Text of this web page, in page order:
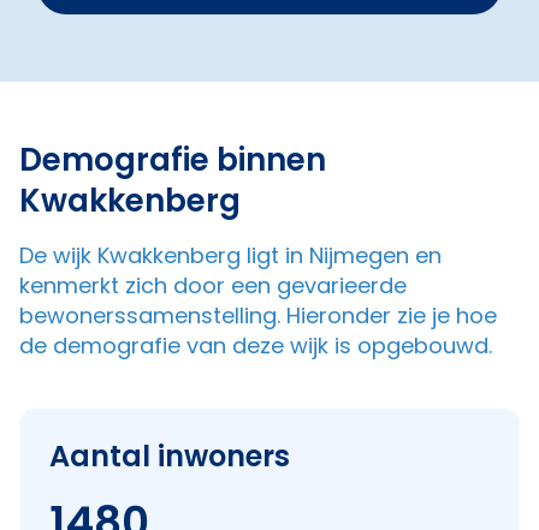
Demografie binnen
Kwakkenberg
De wijk Kwakkenberg ligt in Nijmegen en
kenmerkt zich door een gevarieerde
bewonerssamenstelling. Hieronder zie je hoe
de demografie van deze wijk is opgebouwd.
Aantal inwoners